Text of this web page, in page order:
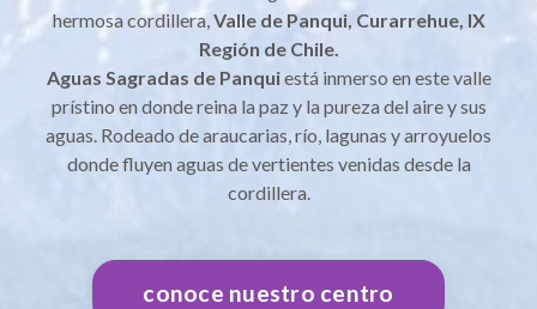
hermosa cordillera,Valle de Panqui, Curarrehue, IX
Región de Chile.
Aguas Sagradas de Panquiestá inmerso en este valle
prístino en donde reina la paz y la pureza del aire y sus
aguas. Rodeado de araucarias, río, lagunas y arroyuelos
donde fluyen aguas de vertientes venidas desde la
cordillera.
conoce nuestro centro